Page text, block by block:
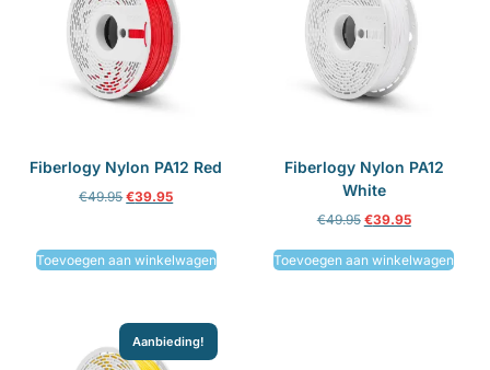
Fiberlogy Nylon PA12 Red
€49.95 €39.95
Toevoegen aan winkelwagen
Fiberlogy Nylon PA12
White
€49.95 €39.95
Toevoegen aan winkelwagen
Aanbieding!